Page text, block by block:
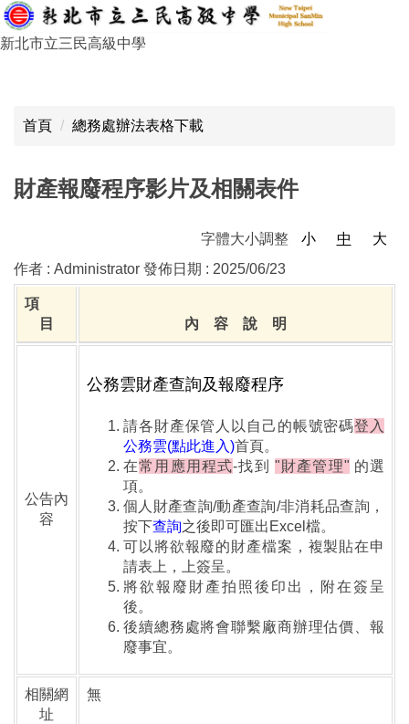
跳
到
新北市立三民高級中學
首頁 總務處辦法表格下載
財產報廢程序影片及相關表件
字體大小調整 小 中
大
作者 : Administrator 發佈日期 : 2025/06/23
項
目
內 容 說 明
公告內
容
公務雲財產查詢及報廢程序
請各財產保管人以自己的帳號密碼登入
公務雲(點此進入)首頁。
在常用應用程式-找到 "財產管理" 的選
項。
個人財產查詢/動產查詢/非消耗品查詢，
按下查詢之後即可匯出Excel檔。
可以將欲報廢的財產檔案，複製貼在申
請表上，上簽呈。
將欲報廢財產拍照後印出，附在簽呈
後。
後續總務處將會聯繫廠商辦理估價、報
廢事宜。
相關網
址
無